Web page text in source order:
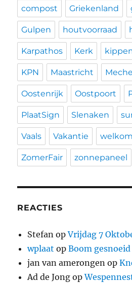
compost Griekenland
Gulpen houtvoorraad
Karpathos Kerk
KPN Maastricht
Oostenrijk Oostpoort
PlaatSign Slenaken
Vaals Vakantie welkom
ZomerFair zonnepaneel
REACTIES
Stefan opVrijdag 7
wplaat opBoom gesnoeid
jan van amerongen op
Ad de Jong op